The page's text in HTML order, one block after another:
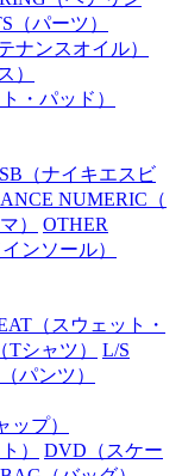
（パーツ）
ナンスオイル）
）
・パッド）
（ナイキエスビ
NUMERIC （
）
OTHER
インソール）
（スウェット・
（Tシャツ）
L/S
（パンツ）
ップ）
） DVD （スケー